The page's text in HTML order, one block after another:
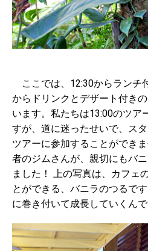
ここでは、12:30からランチ
からドリンクとデザート付き
います。私たちは13:00のツア
すが、道に迷ったせいで、ス
ツアーに参加することができ
者のジムさんが、親切にもバ
ました！ 上の写真は、カフェ
とができる、バニラのつるで
に巻き付いて成長していくんで